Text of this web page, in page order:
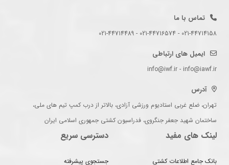
تماس با ما
021-44714158 - 021-44716574 - 021-44714489
ایمیل های ارتباطی
info@iwf.ir - info@iawf.ir
آدرس
تهران، ضلع غربی استادیوم ورزشی آزادی، بالاتر از درب کمپ تیم های ملی،
ساختمان شهید جعفر جنگروی، فدراسیون کشتی جمهوری اسلامی ایران
لینک های مفید
بانک جامع اطلاعات کشتی
دسترسی سریع
جستجوی پیشرفته